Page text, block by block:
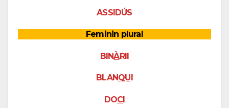
ASSIDÚS
Feminin plural
BINÀRII
BLANQU
DOCI